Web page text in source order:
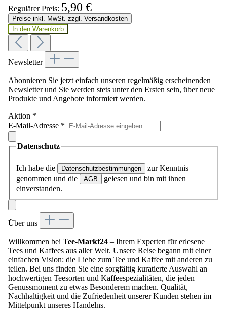
Regulärer Preis: 5,90 €
Preise inkl. MwSt. zzgl. Versandkosten
In den Warenkorb
Newsletter
Abonnieren Sie jetzt einfach unseren regelmäßig erscheinenden
Newsletter und Sie werden stets unter den Ersten sein, über neue
Produkte und Angebote informiert werden.
Aktion *
E-Mail-Adresse *
Datenschutz
Ich habe die Datenschutzbestimmungen
zur Kenntnis
genommen und die
AGB
gelesen und bin mit ihnen
einverstanden.
Über uns
Willkommen bei Tee-Markt24 – Ihrem Experten für erlesene
Tees und Kaffees aus aller Welt. Unsere Reise begann mit einer
einfachen Vision: die Liebe zum Tee und Kaffee mit anderen zu
teilen. Bei uns finden Sie eine sorgfältig kuratierte Auswahl an
hochwertigen Teesorten und Kaffeespezialitäten, die jeden
Genussmoment zu etwas Besonderem machen. Qualität,
Nachhaltigkeit und die Zufriedenheit unserer Kunden stehen im
Mittelpunkt unseres Handelns.